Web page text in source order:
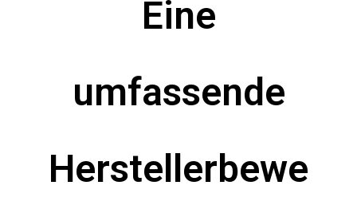
Eine
umfassende
Herstellerbewe